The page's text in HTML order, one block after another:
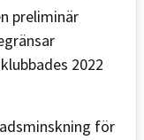
preliminär
2022
för